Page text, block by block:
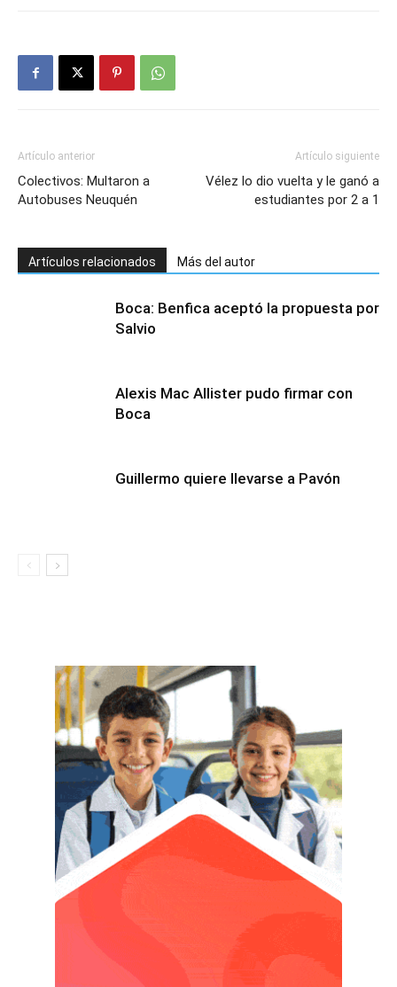
Artículo anterior
Colectivos: Multaron a
Autobuses Neuquén
Artículo siguiente
Vélez lo dio vuelta y le ganó a
estudiantes por 2 a 1
Artículos relacionados Más del autor
Boca: Benfica aceptó la propuesta por
Salvio
Alexis Mac Allister pudo firmar con
Boca
Guillermo quiere llevarse a Pavón